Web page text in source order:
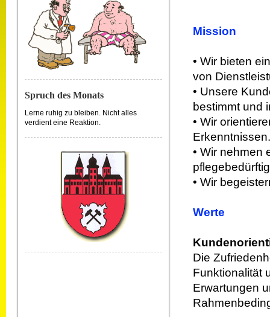
Spruch des Monats
Lerne ruhig zu bleiben. Nicht alles
verdient eine Reaktion.
Mission
• Wir bieten
von
• Unsere
bestimmt und
• Wir
Erkenntnissen.
• Wir nehmen
• Wir
Werte
Die
Funktionalität
Erwartungen